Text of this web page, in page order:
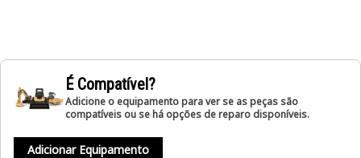
É Compatível?
Adicione o equipamento para ver se as peças são
compatíveis ou se há opções de reparo disponíveis.
Adicionar Equipamento